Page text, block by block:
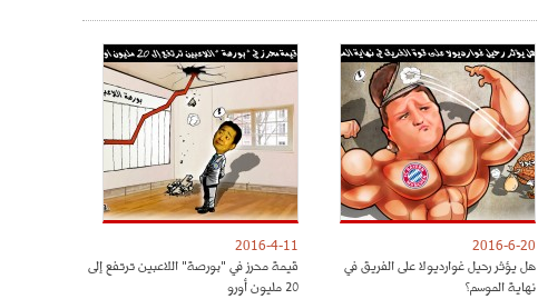
2016-6-20
هل يؤثر رحيل غوارديولا على الفريق في
نهاية الموسم؟
2016-4-11
قيمة محرز في "بورصة" اللاعبين ترتفع إلى
20 مليون أورو